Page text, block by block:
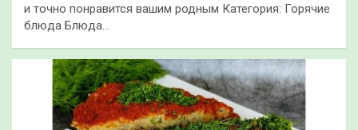
и точно понравится вашим родным Категория: Горячие
блюда Блюда…